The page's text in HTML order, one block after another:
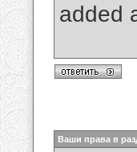
added
Ваши права в